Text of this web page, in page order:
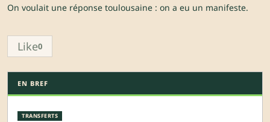
On voulait une réponse toulousaine : on a eu un manifeste.
Like0
EN BREF
TRANSFERTS